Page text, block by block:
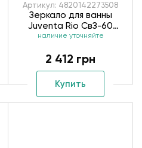
Артикул: 4820142273508
Зеркало для ванны
Juventa Rio СвЗ-60
4820142273508
наличие уточняйте
2 412 грн
Купить